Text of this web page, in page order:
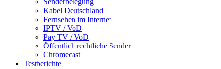
Senderbelegung
Kabel Deutschland
Fernsehen im Internet
IPTV / VoD
Pay TV / VoD
Öffentlich rechtliche Sender
Chromecast
Testberichte